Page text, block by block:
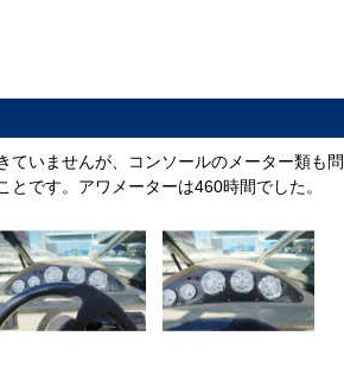
ていませんが、コンソールのメーター類も問
とです。アワメーターは460時間でした。